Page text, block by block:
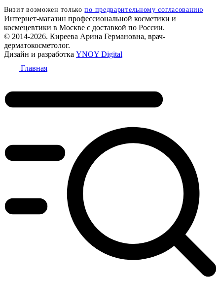
Визит возможен толькопо предварительному согласованию
Интернет-магазин профессиональной косметики и
космецевтики в Москве с доставкой по России.
© 2014-2026. Киреева Арина Германовна, врач-
дерматокосметолог.
Дизайн и разработка YNOY Digital
Главная